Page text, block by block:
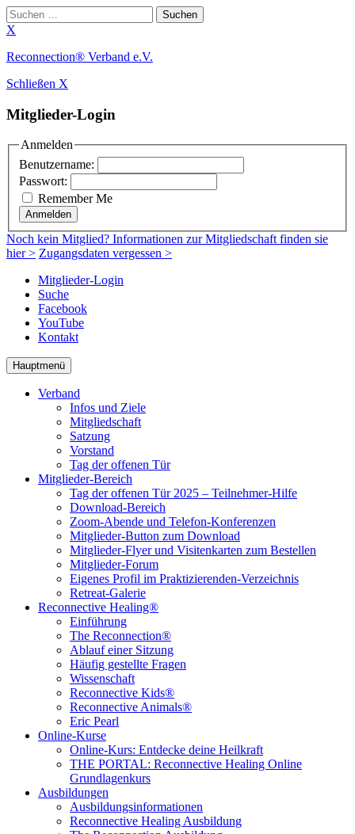
Suchen
nach:
X
Zum
springen
Reconnection® Verband e.V.
Schließen X
Mitglieder-Login
Anmelden
Benutzername:
Passwort:
Remember Me
Anmelden
Noch kein Mitglied? Informationen zur Mitgliedschaft finden sie
hier > Zugangsdaten vergessen >
Mitglieder-Login
Suche
Facebook
YouTube
Kontakt
Hauptmenü
Verband
Infos und Ziele
Mitgliedschaft
Satzung
Vorstand
Tag der offenen Tür
Mitglieder-Bereich
Tag der offenen Tür 2025 – Teilnehmer-Hilfe
Download-Bereich
Zoom-Abende und Telefon-Konferenzen
Mitglieder-Button zum Download
Mitglieder-Flyer und Visitenkarten zum Bestellen
Mitglieder-Forum
Eigenes Profil im Praktizierenden-Verzeichnis
Retreat-Galerie
Reconnective Healing®
Einführung
The Reconnection®
Ablauf einer Sitzung
Häufig gestellte Fragen
Wissenschaft
Reconnective Kids®
Reconnective Animals®
Eric Pearl
Online-Kurse
Online-Kurs: Entdecke deine Heilkraft
THE PORTAL: Reconnective Healing Online
Grundlagenkurs
Ausbildungen
Ausbildungsinformationen
Reconnective Healing Ausbildung